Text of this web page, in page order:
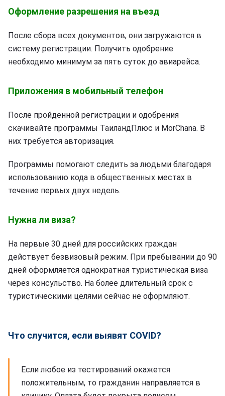
Оформление разрешения на въезд
После сбора всех документов, они загружаются в
систему регистрации. Получить одобрение
необходимо минимум за пять суток до авиарейса.
Приложения в мобильный телефон
После пройденной регистрации и одобрения
скачивайте программы ТаиландПлюс и MorChana. В
них требуется авторизация.
Программы помогают следить за людьми благодаря
использованию кода в общественных местах в
течение первых двух недель.
Нужна ли виза?
На первые 30 дней для российских граждан
действует безвизовый режим. При пребывании до 90
дней оформляется однократная туристическая виза
через консульство. На более длительный срок с
туристическими целями сейчас не оформляют.
Что случится, если выявят COVID?
Если любое из тестирований окажется
положительным, то гражданин направляется в